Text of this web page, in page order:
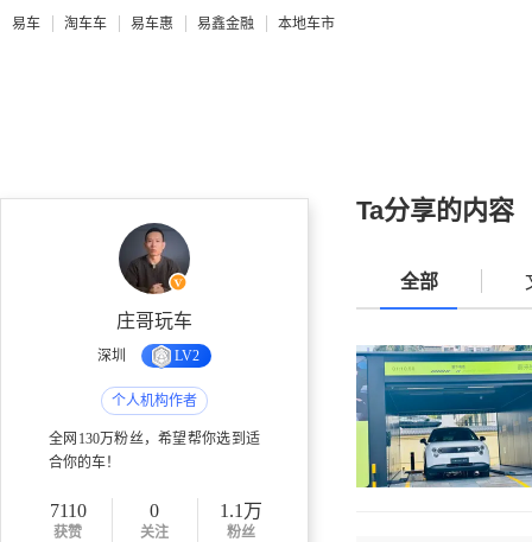
易车 淘车车 易车惠 易鑫金融 本地车市
庄哥玩车
深圳 LV2
个人机构作者
全网130万粉丝，希望帮你选到适
合你的车！
7110
获赞
0
关注
1.1万
粉丝
Ta分享的内容
全部